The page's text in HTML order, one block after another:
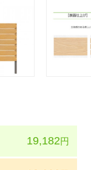
19,182円